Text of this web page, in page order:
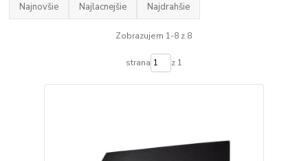
Najnovšie Najlacnejšie Najdrahšie
Zobrazujem 1-8 z 8
strana z 1